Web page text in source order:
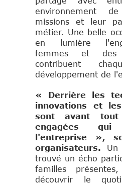
environnement
missions et leur
métier. Une belle
en lumière
femmes et des
contribuent
développement de
« Derrière les
innovations et
sont avant tout
engagées
l'entreprise »,
organisateurs.
trouvé un écho
familles
découvrir le